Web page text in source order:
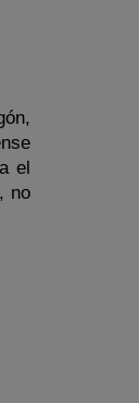
el
no